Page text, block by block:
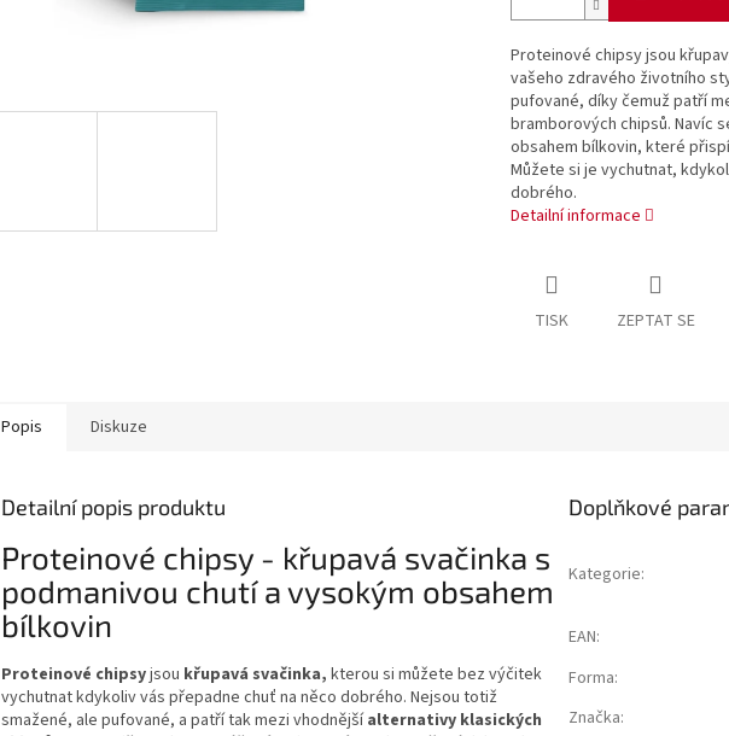
Proteinové chipsy jsou
vašeho zdravého životního
pufované, díky čemuž patří
bramborových chipsů. Navíc
obsahem bílkovin, které
Můžete si je vychutnat,
dobrého.
Detailní informace
TISK ZEPTAT SE
Popis Diskuze
Detailní popis produktu
Proteinové chipsy - křupavá svačinka s
podmanivou chutí a vysokým obsahem
bílkovin
Proteinové chipsyjsou křupavá svačinka, kterou si můžete bez výčitek
vychutnat kdykoliv vás přepadne chuť na něco dobrého. Nejsou totiž
smažené, ale pufované, a patří tak mezi vhodnějšíalternativy klasických
Doplňkové
Kategorie:
EAN:
Forma:
Značka: